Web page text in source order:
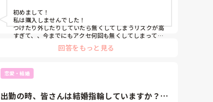
初めまして！
私は購入しませんでした！
つけたり外したりしていたら無くしてしまうリスクが高
すぎて、、今までにもアクセ何回も無くしてしまってい
るので、もう購入していません🤣🤣
回答をもっと見る
恋愛・結婚
出勤の時、皆さんは結婚指輪していますか？勤